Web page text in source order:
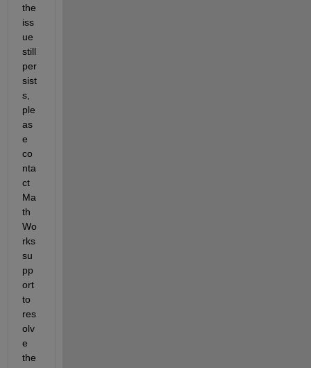
the
iss
ue
still
per
sist
s,
ple
as
e
co
nta
ct
Ma
th
Wo
rks
su
pp
ort
to
res
olv
e
the